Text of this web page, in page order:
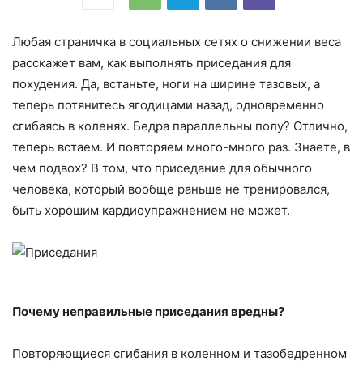
Любая страничка в социальных сетях о снижении веса
расскажет вам, как выполнять приседания для
похудения. Да, встаньте, ноги на ширине тазовых, а
теперь потянитесь ягодицами назад, одновременно
сгибаясь в коленях. Бедра параллельны полу? Отлично,
теперь встаем. И повторяем много-много раз. Знаете, в
чем подвох? В том, что приседание для обычного
человека, который вообще раньше не тренировался,
быть хорошим кардиоупражнением не может.
Почему неправильные приседания вредны?
Повторяющиеся сгибания в коленном и тазобедренном